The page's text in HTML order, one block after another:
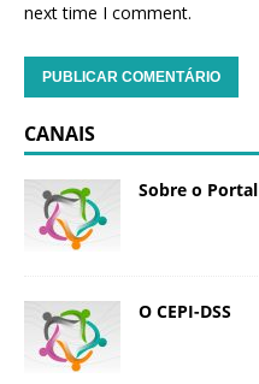
next time I comment.
CANAIS
Sobre o Portal
O CEPI-DSS